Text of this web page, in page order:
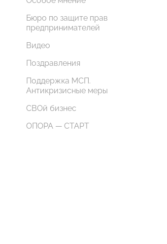
Бюро по защите прав
предпринимателей
Видео
Поздравления
Поддержка МСП.
Антикризисные меры
СВОй бизнес
ОПОРА — СТАРТ